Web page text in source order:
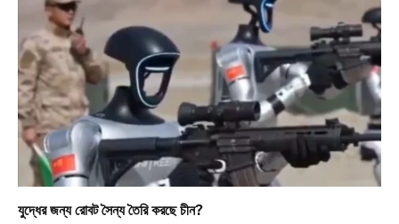
যুদ্ধের জন্য রোবট সৈন্য তৈরি করছে চীন?